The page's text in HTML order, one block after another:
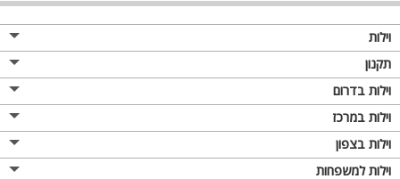
וילות
תקנון
וילות בדרום
וילות במרכז
וילות בצפון
וילות למשפחות